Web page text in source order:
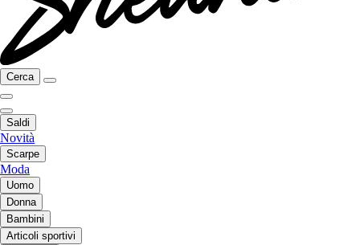
Cerca
Saldi
Novità
Scarpe
Moda
Uomo
Donna
Bambini
Articoli sportivi